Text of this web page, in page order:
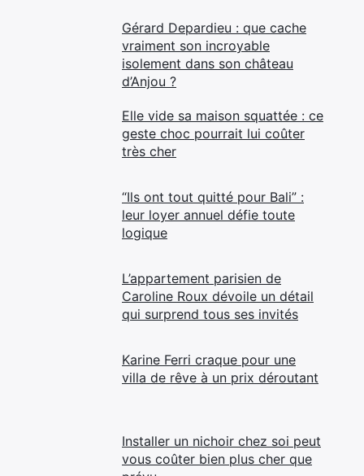
Gérard Depardieu : que cache
vraiment son incroyable
isolement dans son château
d’Anjou ?
Elle vide sa maison squattée : ce
geste choc pourrait lui coûter
très cher
“Ils ont tout quitté pour Bali” :
leur loyer annuel défie toute
logique
L’appartement parisien de
Caroline Roux dévoile un détail
qui surprend tous ses invités
Karine Ferri craque pour une
villa de rêve à un prix déroutant
Installer un nichoir chez soi peut
vous coûter bien plus cher que